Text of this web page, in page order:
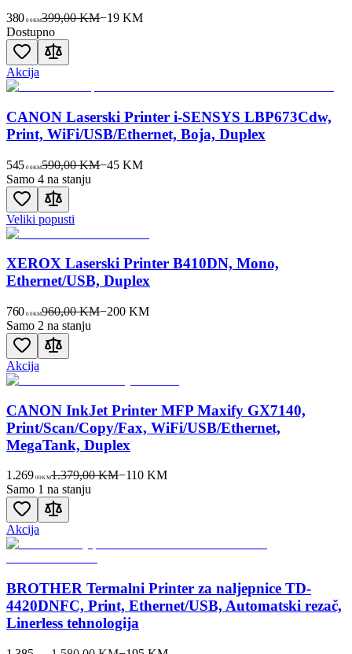
380 00KM399,00 KM−19 KM
Dostupno
Akcija
CANON Laserski Printer i-SENSYS LBP673Cdw,
Print, WiFi/USB/Ethernet, Boja, Duplex
545 00KM590,00 KM−45 KM
Samo 4 na stanju
Veliki popusti
XEROX Laserski Printer B410DN, Mono,
Ethernet/USB, Duplex
760 00KM960,00 KM−200 KM
Samo 2 na stanju
Akcija
CANON InkJet Printer MFP Maxify GX7140,
Print/Scan/Copy/Fax, WiFi/USB/Ethernet,
MegaTank, Duplex
1.269 00KM1.379,00 KM−110KM
Samo 1 na stanju
Akcija
BROTHER Termalni Printer za naljepnice TD-
4420DNFC, Print, Ethernet/USB, Automatski rezač,
Linerless tehnologija